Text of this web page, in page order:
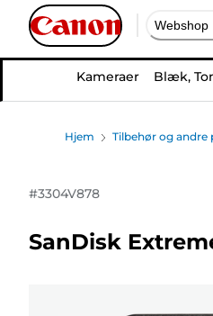
Webshop
Kameraer Blæk,
Hjem Tilbehør og andre
#3304V878
SanDisk